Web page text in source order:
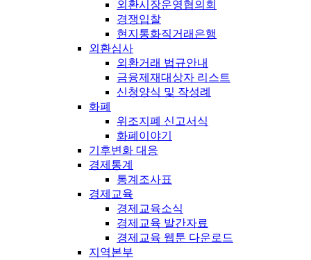
외환시장운영협의회
경쟁입찰
현지통화직거래은행
외환심사
외환거래 법규안내
금융제재대상자 리스트
신청양식 및 작성례
화폐
위조지폐 신고서식
화폐이야기
기후변화 대응
경제통계
통계조사표
경제교육
경제교육소식
경제교육 발간자료
경제교육 웹툰 다운로드
지역본부